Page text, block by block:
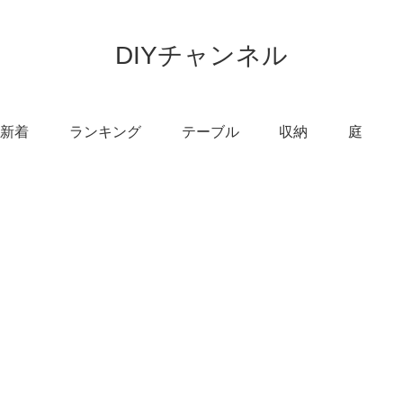
DIYチャンネル
新着 ランキング テーブル 収納 庭